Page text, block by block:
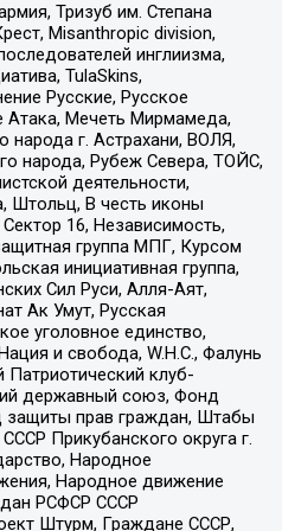
Тризуб им. Степана
Misanthropic division,
инглиизма,
TulaSkins,
Русские, Русское
Атака, Мечеть Мирмамеда,
народа г. Астрахани, ВОЛЯ,
народа, Рубеж Севера, ТОЙС,
деятельности,
Штольц, В честь иконы
16, Независимость,
группа МПГ, Курсом
инициативная группа,
Сил Руси, Алля-Аят,
Ак Умут, Русская
уголовное единство,
и свобода, W.H.С., Фалунь
клуб-
державный союз, Фонд
защиты прав граждан, Штабы
Прикубанского округа г.
Народное
Народное движение
РСФСР СССР
Штурм, Граждане СССР,